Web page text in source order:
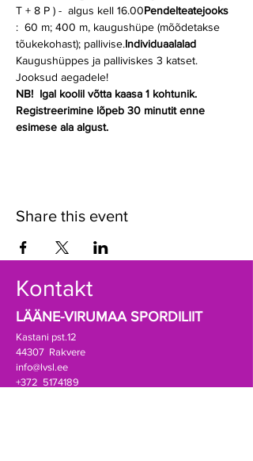
T + 8 P ) -  algus kell 16.00Pendelteatejooks
:  60 m; 400 m, kaugushüpe (mõõdetakse
tõukekohast); pallivise.Individuaalalad
Kaugushüppes ja palliviskes 3 katset.
Jooksud aegadele!
NB!  Igal koolil võtta kaasa 1 kohtunik.
Registreerimine lõpeb 30 minutit enne
esimese ala algust.
Share this event
Kontakt
LÄÄNE-VIRUMAA SPORDILIIT
Kastani pst.12
44307 Rakvere
info@lvsl.ee
+372 5174189